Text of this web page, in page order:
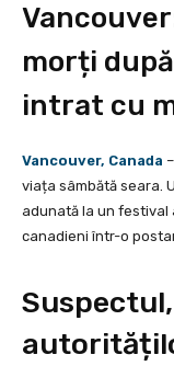
morți
intrat cu
Vancouver, Canada
viața sâmbătă seara.
adunată la un festival
canadieni într-o